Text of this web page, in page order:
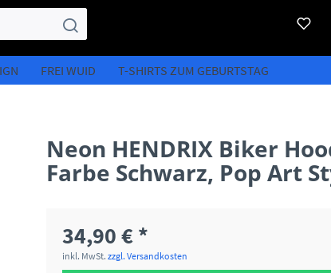
FREI WUID T-SHIRTS ZUM GEBURTSTAG
Neon HENDRIX Biker
Farbe Schwarz, Pop Art
34,90 € *
inkl. MwSt.zzgl. Versandkosten